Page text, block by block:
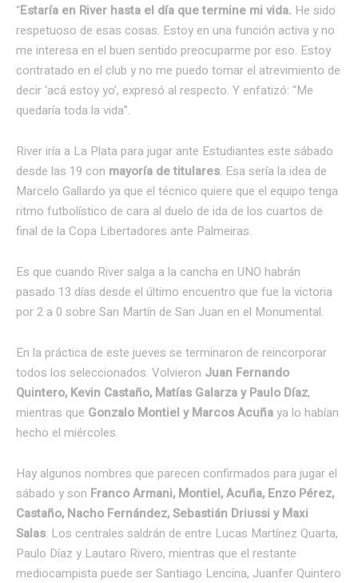
“Estaría en River hasta el día que termine mi vida. He sido
respetuoso de esas cosas. Estoy en una función activa y no
me interesa en el buen sentido preocuparme por eso. Estoy
contratado en el club y no me puedo tomar el atrevimiento de
decir ‘acá estoy yo’, expresó al respecto. Y enfatizó: “Me
quedaría toda la vida”.
River iría a La Plata para jugar ante Estudiantes este sábado
desde las 19 con mayoría de titulares. Esa sería la idea de
Marcelo Gallardo ya que el técnico quiere que el equipo tenga
ritmo futbolístico de cara al duelo de ida de los cuartos de
final de la Copa Libertadores ante Palmeiras.
Es que cuando River salga a la cancha en UNO habrán
pasado 13 días desde el último encuentro que fue la victoria
por 2 a 0 sobre San Martín de San Juan en el Monumental.
En la práctica de este jueves se terminaron de reincorporar
todos los seleccionados. Volvieron Juan Fernando
Quintero, Kevin Castaño, Matías Galarza y Paulo Díaz,
mientras que Gonzalo Montiel y Marcos Acuñaya lo habían
hecho el miércoles.
Hay algunos nombres que parecen confirmados para jugar el
sábado y son Franco Armani, Montiel, Acuña, Enzo Pérez,
Castaño, Nacho Fernández, Sebastián Driussi y Maxi
Salas. Los centrales saldrán de entre Lucas Martínez Quarta,
Paulo Díaz y Lautaro Rivero, mientras que el restante
mediocampista puede ser Santiago Lencina, Juanfer Quintero